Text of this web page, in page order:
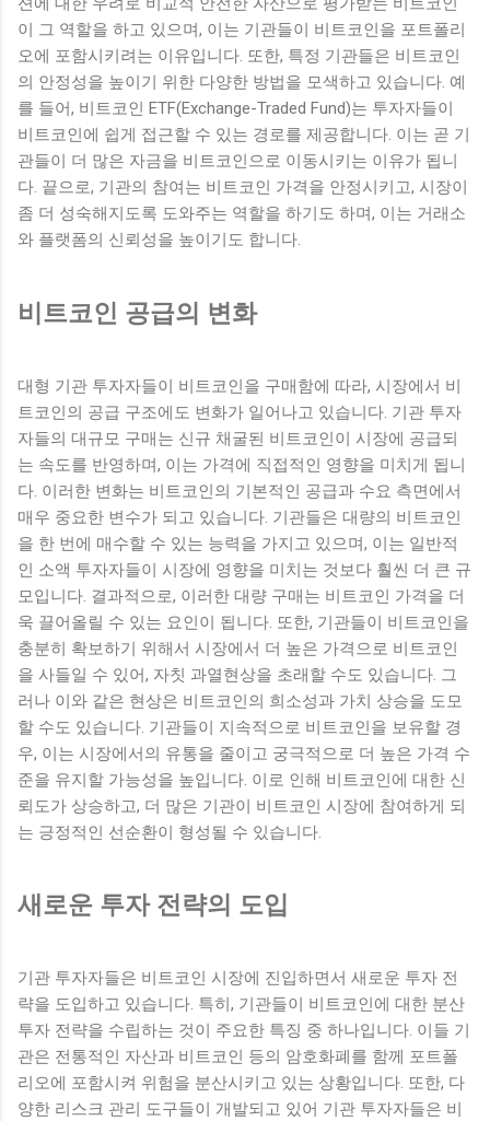
이 그 역할을 하고 있으며, 이는 기관들이 비트코인을 포트폴리
오에 포함시키려는 이유입니다. 또한, 특정 기관들은 비트코인
의 안정성을 높이기 위한 다양한 방법을 모색하고 있습니다. 예
를 들어, 비트코인 ETF(Exchange-Traded Fund)는 투자자들이
비트코인에 쉽게 접근할 수 있는 경로를 제공합니다. 이는 곧 기
관들이 더 많은 자금을 비트코인으로 이동시키는 이유가 됩니
다. 끝으로, 기관의 참여는 비트코인 가격을 안정시키고, 시장이
좀 더 성숙해지도록 도와주는 역할을 하기도 하며, 이는 거래소
와 플랫폼의 신뢰성을 높이기도 합니다.
비트코인 공급의 변화
대형 기관 투자자들이 비트코인을 구매함에 따라, 시장에서 비
트코인의 공급 구조에도 변화가 일어나고 있습니다. 기관 투자
자들의 대규모 구매는 신규 채굴된 비트코인이 시장에 공급되
는 속도를 반영하며, 이는 가격에 직접적인 영향을 미치게 됩니
다. 이러한 변화는 비트코인의 기본적인 공급과 수요 측면에서
매우 중요한 변수가 되고 있습니다. 기관들은 대량의 비트코인
을 한 번에 매수할 수 있는 능력을 가지고 있으며, 이는 일반적
인 소액 투자자들이 시장에 영향을 미치는 것보다 훨씬 더 큰 규
모입니다. 결과적으로, 이러한 대량 구매는 비트코인 가격을 더
욱 끌어올릴 수 있는 요인이 됩니다. 또한, 기관들이 비트코인을
충분히 확보하기 위해서 시장에서 더 높은 가격으로 비트코인
을 사들일 수 있어, 자칫 과열현상을 초래할 수도 있습니다. 그
러나 이와 같은 현상은 비트코인의 희소성과 가치 상승을 도모
할 수도 있습니다. 기관들이 지속적으로 비트코인을 보유할 경
우, 이는 시장에서의 유통을 줄이고 궁극적으로 더 높은 가격 수
준을 유지할 가능성을 높입니다. 이로 인해 비트코인에 대한 신
뢰도가 상승하고, 더 많은 기관이 비트코인 시장에 참여하게 되
는 긍정적인 선순환이 형성될 수 있습니다.
새로운 투자 전략의 도입
기관 투자자들은 비트코인 시장에 진입하면서 새로운 투자 전
략을 도입하고 있습니다. 특히, 기관들이 비트코인에 대한 분산
투자 전략을 수립하는 것이 주요한 특징 중 하나입니다. 이들 기
관은 전통적인 자산과 비트코인 등의 암호화폐를 함께 포트폴
리오에 포함시켜 위험을 분산시키고 있는 상황입니다. 또한, 다
양한 리스크 관리 도구들이 개발되고 있어 기관 투자자들은 비